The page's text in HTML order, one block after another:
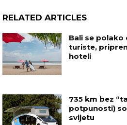
RELATED ARTICLES
Bali se polako
turiste,
hoteli
735 km bez
potpunosti)
svijetu